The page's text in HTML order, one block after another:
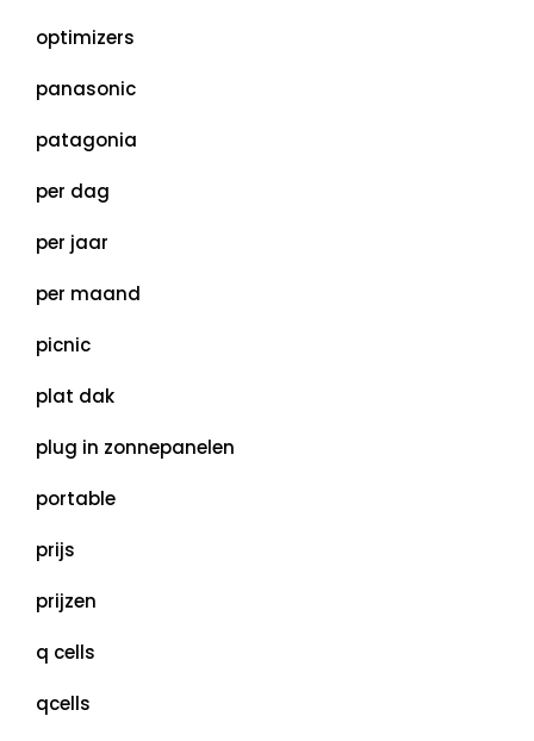
optimizers
panasonic
patagonia
per dag
per jaar
per maand
picnic
plat dak
plug in zonnepanelen
portable
prijs
prijzen
q cells
qcells